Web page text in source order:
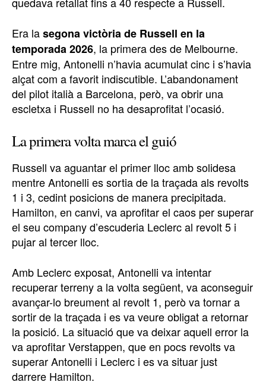
Era lasegona victòria de Russell en la
temporada 2026, la primera des de Melbourne.
Entre mig, Antonelli n’havia acumulat cinc i s’havia
alçat com a favorit indiscutible. L’abandonament
del pilot italià a Barcelona, però, va obrir una
escletxa i Russell no ha desaprofitat l’ocasió.
La primera volta marca el guió
Russell va aguantar el primer lloc amb solidesa
mentre Antonelli es sortia de la traçada als revolts
1 i 3, cedint posicions de manera precipitada.
Hamilton, en canvi, va aprofitar el caos per superar
el seu company d’escuderia Leclerc al revolt 5 i
pujar al tercer lloc.
Amb Leclerc exposat, Antonelli va intentar
recuperar terreny a la volta següent, va aconseguir
avançar-lo breument al revolt 1, però va tornar a
sortir de la traçada i es va veure obligat a retornar
la posició. La situació que va deixar aquell error la
va aprofitar Verstappen, que en pocs revolts va
superar Antonelli i Leclerc i es va situar just
darrere Hamilton.